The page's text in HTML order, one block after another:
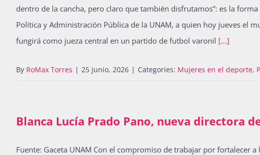
dentro de la cancha, pero claro que también disfrutamos”: es la
Política y Administración Pública de la UNAM, a quien hoy jueves el
fungirá como jueza central en un partido de futbol varonil [...]
By RoMax Torres | 25 junio, 2026 | Categories: Mujeres en el deporte,
Blanca Lucía Prado Pano, nueva directora
Fuente: Gaceta UNAM Con el compromiso de trabajar por fortalecer